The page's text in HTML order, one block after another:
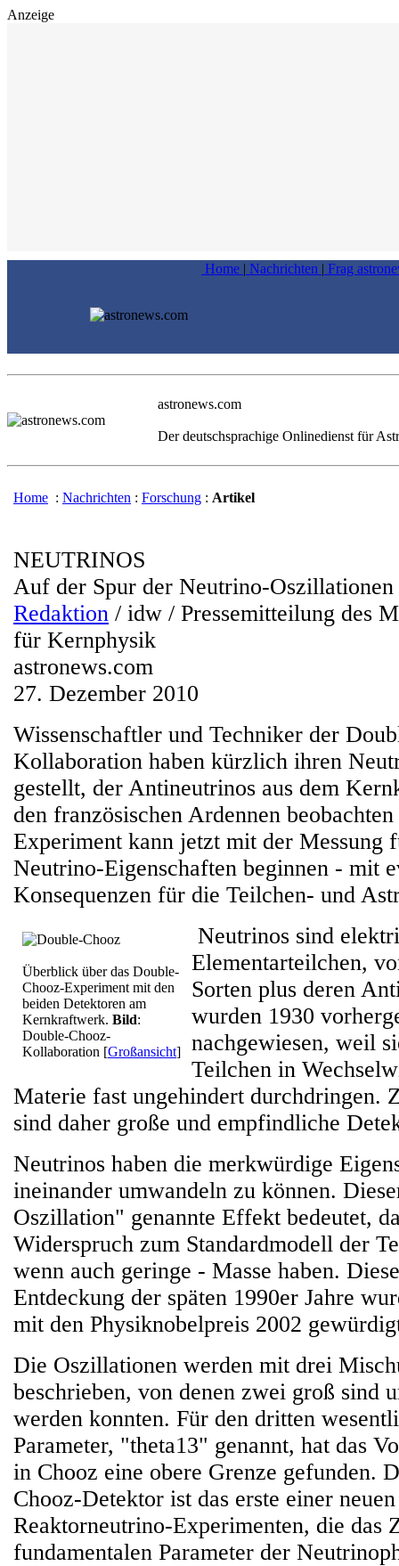
Anzeige
Home | Nachrichten | Frag
astronews.com
Der deutschsprachige Onlinedienst für
Home : Nachrichten : Forschung : Artikel
NEUTRINOS
Auf der Spur der Neutrino-Oszillationen
Redaktion / idw / Pressemitteilung des
für Kernphysik
astronews.com
27. Dezember 2010
Wissenschaftler und Techniker der
Kollaboration haben kürzlich ihren
gestellt, der Antineutrinos aus dem
den französischen Ardennen
Experiment kann jetzt mit der Messung
Neutrino-Eigenschaften beginnen - mit
Konsequenzen für die Teilchen- und
Überblick über das Double-
Chooz-Experiment mit den
beiden Detektoren am
Kernkraftwerk. Bild:
Double-Chooz-
Kollaboration [Großansicht]
Neutrinos sind
Elementarteilchen,
Sorten plus deren
wurden 1930
nachgewiesen, weil
Teilchen in
Materie fast ungehindert durchdringen.
sind daher große und empfindliche
Neutrinos haben die merkwürdige
ineinander umwandeln zu können.
Oszillation" genannte Effekt bedeutet,
Widerspruch zum Standardmodell der
wenn auch geringe - Masse haben.
Entdeckung der späten 1990er Jahre
mit den Physiknobelpreis 2002
Die Oszillationen werden mit drei
beschrieben, von denen zwei groß sind
werden konnten. Für den dritten
Parameter, "theta13" genannt, hat das
in Chooz eine obere Grenze gefunden.
Chooz-Detektor ist das erste einer
Reaktorneutrino-Experimenten, die das
fundamentalen Parameter der